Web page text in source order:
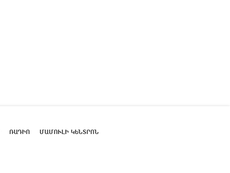
ՌԱԴԻՈ ՄԱՄՈՒԼԻ ԿԵՆՏՐՈՆ